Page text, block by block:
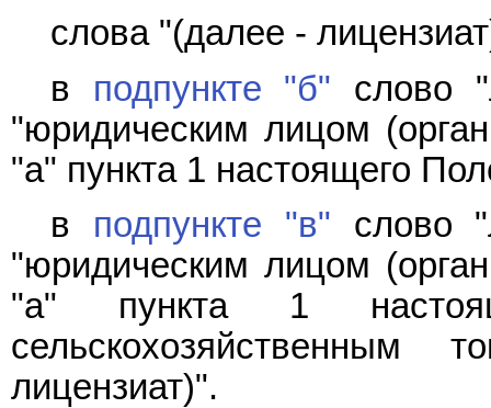
слова "(далее -
в подпункте "б" слово
"юридическим лицом
"а" пункта 1 настоящего
в подпункте "в" слово
"юридическим лицом
"а" пункта 1
сельскохозяйственным
лицензиат)".